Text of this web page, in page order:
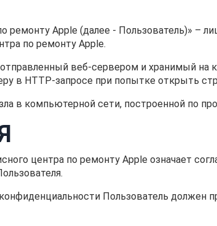
ремонту Apple (далее ‑ Пользователь)» –
по ремонту Apple.
веб-сервером и хранимый на
в HTTP-запросе при попытке открыть
в компьютерной сети, построенной по
центра по ремонту Apple означает
Пользователь должен